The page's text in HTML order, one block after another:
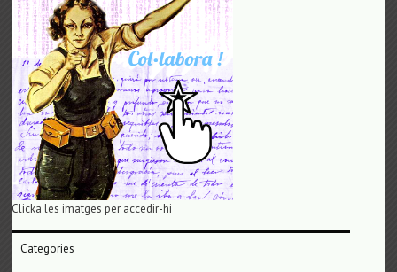
Clicka les imatges per accedir-hi
Categories